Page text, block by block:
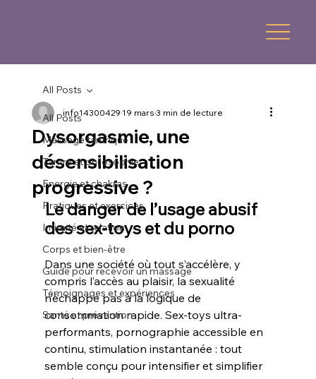
All Posts
Massage tantrique
Tantra et philosophie
Energie et chakras
Pratiques et exercices
Intimité et relation
Corps et bien-être
Guide pour recevoir un massage
Témoignages et expériences
Santé et prévention
All Posts
Dysorgasmie, une
désensibilisation
progressive ?
info1430042919 mars3 min de lecture
Le danger de l’usage abusif
des sex-toys et du porno
Dans une société où tout s’accélère, y
compris l’accès au plaisir, la sexualité
n’échappe pas à la logique de
consommation rapide. Sex-toys ultra-
performants, pornographie accessible en
continu, stimulation instantanée : tout
semble conçu pour intensifier et simplifier